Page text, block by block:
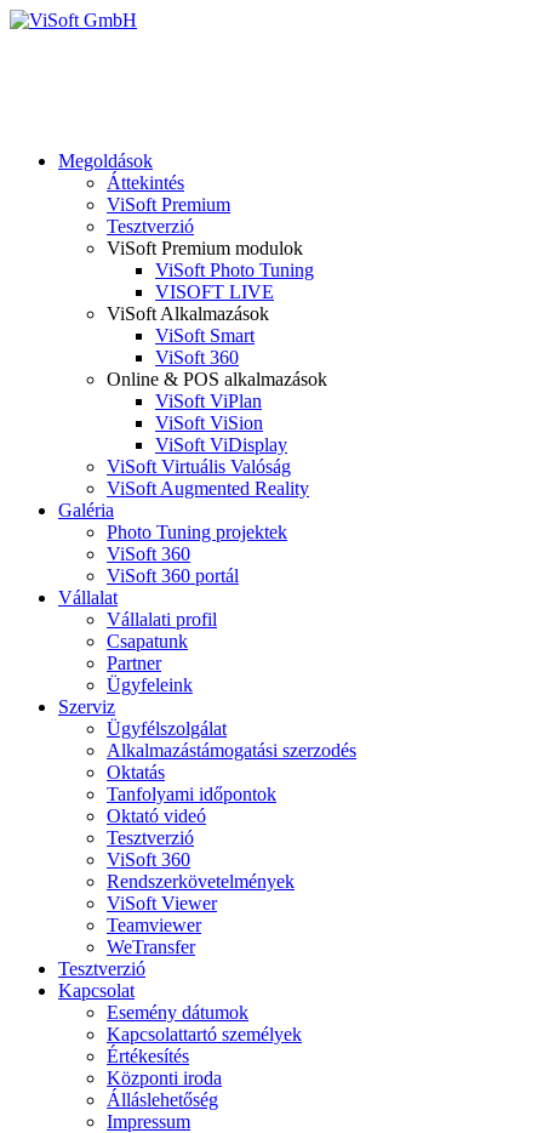
Megoldások
Áttekintés
ViSoft Premium
Tesztverzió
ViSoft Premium modulok
ViSoft Photo Tuning
VISOFT LIVE
ViSoft Alkalmazások
ViSoft Smart
ViSoft 360
Online & POS alkalmazások
ViSoft ViPlan
ViSoft ViSion
ViSoft ViDisplay
ViSoft Virtuális Valóság
ViSoft Augmented Reality
Galéria
Photo Tuning projektek
ViSoft 360
ViSoft 360 portál
Vállalat
Vállalati profil
Csapatunk
Partner
Ügyfeleink
Szerviz
Ügyfélszolgálat
Alkalmazástámogatási szerzodés
Oktatás
Tanfolyami időpontok
Oktató videó
Tesztverzió
ViSoft 360
Rendszerkövetelmények
ViSoft Viewer
Teamviewer
WeTransfer
Tesztverzió
Kapcsolat
Esemény dátumok
Kapcsolattartó személyek
Értékesítés
Központi iroda
Álláslehetőség
Impressum